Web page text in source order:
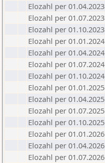
Elozahl per 01.04.2023
Elozahl per 01.07.2023
Elozahl per 01.10.2023
Elozahl per 01.01.2024
Elozahl per 01.04.2024
Elozahl per 01.07.2024
Elozahl per 01.10.2024
Elozahl per 01.01.2025
Elozahl per 01.04.2025
Elozahl per 01.07.2025
Elozahl per 01.10.2025
Elozahl per 01.01.2026
Elozahl per 01.04.2026
Elozahl per 01.07.2026